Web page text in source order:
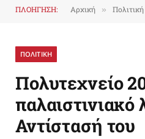
ΠΛΟΗΓΗΣΗ: Αρχική » Πολιτική
ΠΟΛΙΤΙΚΗ
Πολυτεχνείο
παλαιστινιακό
Αντίστασή του